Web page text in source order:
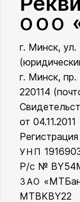
ООО
ООО «Кинг
г. Минск,
г. Минск, пр.
220114
от 04.11.2011
УНП
Р/с №
ЗАО
MTBKBY22